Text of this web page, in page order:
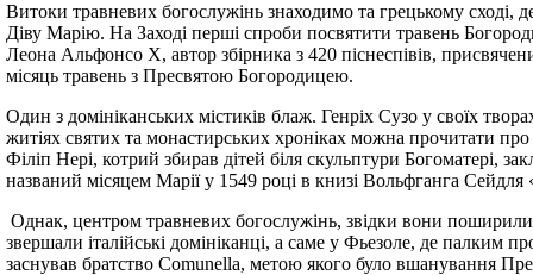
Витоки травневих богослужінь знаходимо та грецькому сході,
Діву Марію. На Заході перші спроби посвятити травень
Леона Альфонсо X, автор збірника з 420 піснеспівів,
місяць травень з Пресвятою Богородицею.
Один з домініканських містиків блаж. Генріх Сузо у своїх
житіях святих та монастирських хроніках можна прочитати
Філіп Нері, котрий збирав дітей біля скульптури Богоматері,
названий місяцем Марії у 1549 році в книзі Вольфганга
Однак, центром травневих богослужінь, звідки вони
звершали італійські домініканці, а саме у Фьезоле, де
заснував братство Comunella, метою якого було вшанування